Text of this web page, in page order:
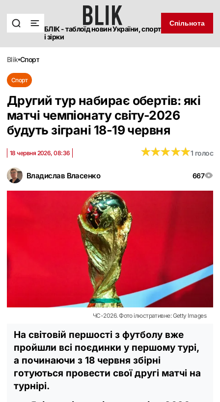
БЛІК - таблоїд новин України, спорт
і зірки
Спільнота
blik спорт
Спорт
Другий тур набирає обертів: які
матчі чемпіонату світу-2026
будуть зіграні 18-19 червня
Владислав Власенко 667
18 червня 2026, 08:36 ★★★★★
★★★★★1 голос
ЧС-2026. Фото ілюстративне: Getty Images
На світовій першості з футболу вже
пройшли всі поєдинки у першому турі,
а починаючи з 18 червня збірні
готуються провести свої другі матчі на
турнірі.